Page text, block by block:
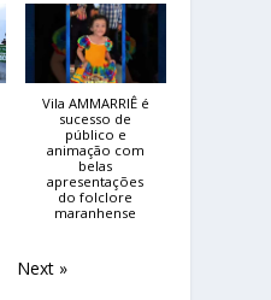
Vila AMMARRIÊ é
sucesso de
público e
animação com
belas
apresentações
do folclore
maranhense
Next »